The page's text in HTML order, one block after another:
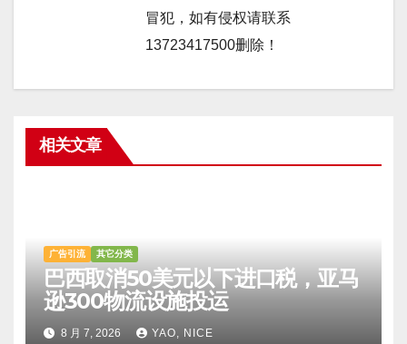
冒犯，如有侵权请联系
13723417500删除！
相关文章
广告引流 其它分类
巴西取消50美元以下进口税，亚马
逊300物流设施投运
8 月 7, 2026 YAO, NICE